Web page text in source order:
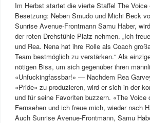
Im Herbst startet die vierte Staffel The
Besetzung: Neben Smudo und Michi Beck
Sunrise Avenue-Frontmann Samu Haber,
der roten Drehstühle Platz nehmen. „Ich
und Rea. Nena hat ihre Rolle als Coach
Team bestmöglich zu verstärken.“ Als
nötigen Biss, um sich gegenüber ihren
«Unfuckingfassbar!» — Nachdem Rea
«Pride» zu produzieren, wird er sich in der
und für seine Favoriten buzzern. «The
Fernsehen und ich freue mich, wieder nach
Auch Sunrise Avenue-Frontmann, Samu